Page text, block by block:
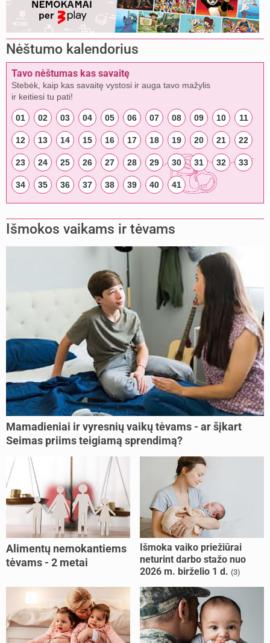
Nėštumo kalendorius
Tavo nėštumas kas savaitę
Stebėk, kaip kas savaitę vystosi ir auga tavo mažylis
ir keitiesi tu pati!
01 02 03 04 05 06 07 08 09 10 11
12 13 14 15 16 17 18 19 20 21 22
23 24 25 26 27 28 29 30 31 32 33
34 35 36 37 38 39 40 41
Išmokos vaikams ir tėvams
Mamadieniai ir vyresnių vaikų tėvams - ar šįkart
Seimas priims teigiamą sprendimą?
Alimentų nemokantiems
tėvams - 2 metai
Išmoka vaiko priežiūrai
neturint darbo stažo nuo
2026 m. birželio 1 d. (3)